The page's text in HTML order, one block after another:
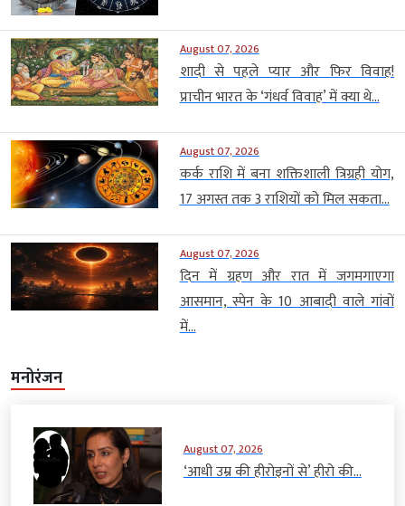
August 07, 2026
शादी से पहले प्यार और फिर विवाह!
प्राचीन भारत के ‘गंधर्व विवाह’ में क्या थे...
August 07, 2026
कर्क राशि में बना शक्तिशाली त्रिग्रही योग,
17 अगस्त तक 3 राशियों को मिल सकता...
August 07, 2026
दिन में ग्रहण और रात में जगमगाएगा
आसमान, स्पेन के 10 आबादी वाले गांवों
में...
मनोरंजन
August 07, 2026
‘आधी उम्र की हीरोइनों से’ हीरो की...